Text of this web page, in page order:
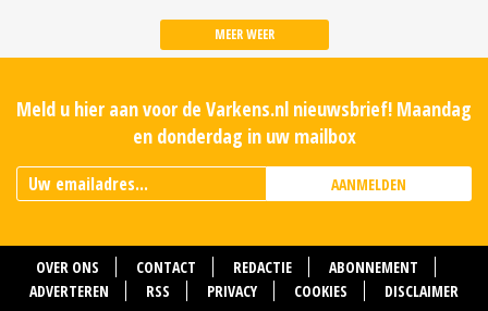
MEER WEER
Meld u hier aan voor de Varkens.nl nieuwsbrief! Maandag
en donderdag in uw mailbox
AANMELDEN
OVER ONS CONTACT REDACTIE
ABONNEMENT
ADVERTEREN
RSS PRIVACY COOKIES DISCLAIMER